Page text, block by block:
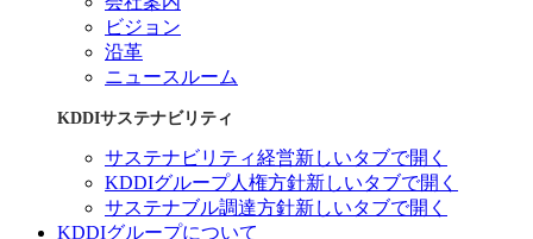
ビジョン
沿革
ニュースルーム
KDDIサステナビリティ
サステナビリティ経営新しいタブで開く
KDDIグループ人権方針新しいタブで開く
サステナブル調達方針新しいタブで開く
KDDIグループについて